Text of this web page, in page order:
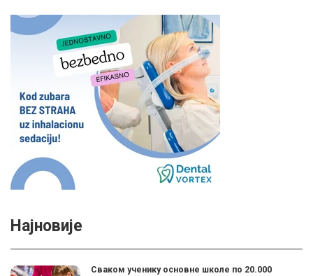
Најновије
Сваком ученику основне школе по 20.000